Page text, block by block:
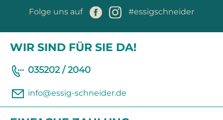
Folge uns auf #essigschneider
WIR SIND FÜR SIE DA!
035202 / 2040
info@essig-schneider.de